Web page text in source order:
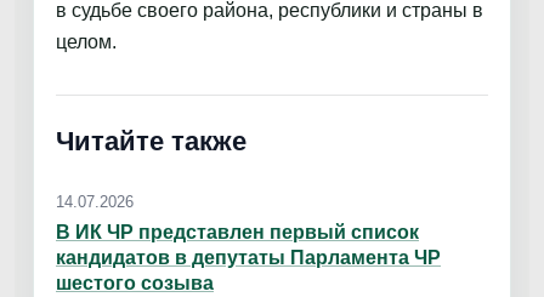
в судьбе своего района, республики и страны в
целом.
Читайте также
14.07.2026
В ИК ЧР представлен первый список
кандидатов в депутаты Парламента ЧР
шестого созыва